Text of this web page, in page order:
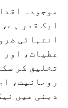
موجودہ
ایک قدر
انتہائی
عطیات، اور
تخلیق کر
روحانیت،
دبئی میں